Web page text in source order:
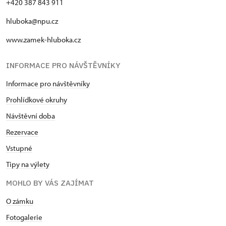
+420 387 843 911
hluboka@npu.cz
www.zamek-hluboka.cz
INFORMACE PRO NÁVŠTĚVNÍKY
Informace pro návštěvníky
Prohlídkové okruhy
Návštěvní doba
Rezervace
Vstupné
Tipy na výlety
MOHLO BY VÁS ZAJÍMAT
O zámku
Fotogalerie